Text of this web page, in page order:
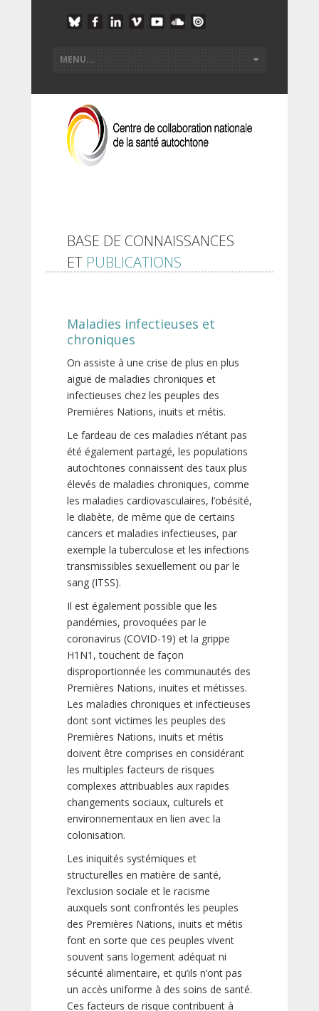
BASE DE CONNAISSANCES
ET PUBLICATIONS
Maladies infectieuses et
chroniques
On assiste à une crise de plus en plus
aiguë de maladies chroniques et
infectieuses chez les peuples des
Premières Nations, inuits et métis.
Le fardeau de ces maladies n’étant pas
été également partagé, les populations
autochtones connaissent des taux plus
élevés de maladies chroniques, comme
les maladies cardiovasculaires, l’obésité,
le diabète, de même que de certains
cancers et maladies infectieuses, par
exemple la tuberculose et les infections
transmissibles sexuellement ou par le
sang (ITSS).
Il est également possible que les
pandémies, provoquées par le
coronavirus (COVID-19) et la grippe
H1N1, touchent de façon
disproportionnée les communautés des
Premières Nations, inuites et métisses.
Les maladies chroniques et infectieuses
dont sont victimes les peuples des
Premières Nations, inuits et métis
doivent être comprises en considérant
les multiples facteurs de risques
complexes attribuables aux rapides
changements sociaux, culturels et
environnementaux en lien avec la
colonisation.
Les iniquités systémiques et
structurelles en matière de santé,
l’exclusion sociale et le racisme
auxquels sont confrontés les peuples
des Premières Nations, inuits et métis
font en sorte que ces peuples vivent
souvent sans logement adéquat ni
sécurité alimentaire, et qu’ils n’ont pas
un accès uniforme à des soins de santé.
Ces facteurs de risque contribuent à